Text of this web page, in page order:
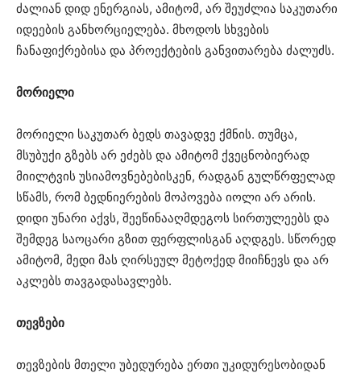
ძალიან დიდ ენერგიას, ამიტომ, არ შეუძლია საკუთარი
იდეების განხორციელება. მხოდოს სხვების
ჩანაფიქრებისა და პროექტების განვითარება ძალუძს.
მორიელი
მორიელი საკუთარ ბედს თავადვე ქმნის. თუმცა,
მსუბუქი გზებს არ ეძებს და ამიტომ ქვეცნობიერად
მიილტვის უსიამოვნებებისკენ, რადგან გულწრფელად
სწამს, რომ ბედნიერების მოპოვება იოლი არ არის.
დიდი უნარი აქვს, შეეწინააღმდეგოს სირთულეებს და
შემდეგ საოცარი გზით ფერფლისგან აღდგეს. სწორედ
ამიტომ, მედი მას ღირსეულ მეტოქედ მიიჩნევს და არ
აკლებს თავგადასავლებს.
თევზები
თევზების მთელი უბედურება ერთი უკიდურესობიდან